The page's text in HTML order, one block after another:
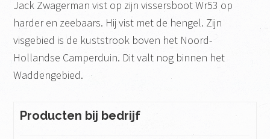
Jack Zwagerman vist op zijn vissersboot Wr53 op
harder en zeebaars. Hij vist met de hengel. Zijn
visgebied is de kuststrook boven het Noord-
Hollandse Camperduin. Dit valt nog binnen het
Waddengebied.
Producten bij bedrijf